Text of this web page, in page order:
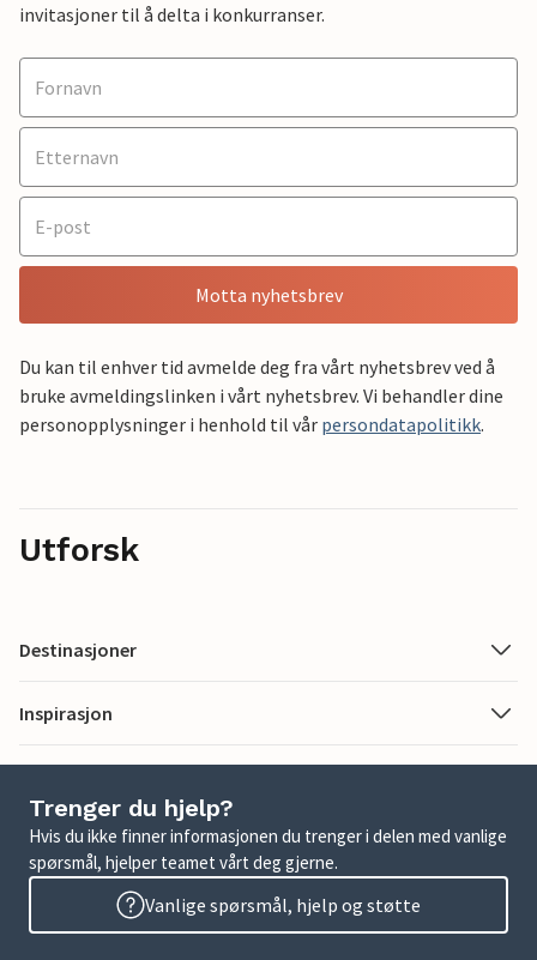
invitasjoner til å delta i konkurranser.
Motta nyhetsbrev
Du kan til enhver tid avmelde deg fra vårt nyhetsbrev ved å
bruke avmeldingslinken i vårt nyhetsbrev. Vi behandler dine
personopplysninger i henhold til vår persondatapolitikk.
Utforsk
Destinasjoner
Inspirasjon
Trenger du hjelp?
Hvis du ikke finner informasjonen du trenger i delen med vanlige
spørsmål, hjelper teamet vårt deg gjerne.
Vanlige spørsmål, hjelp og støtte